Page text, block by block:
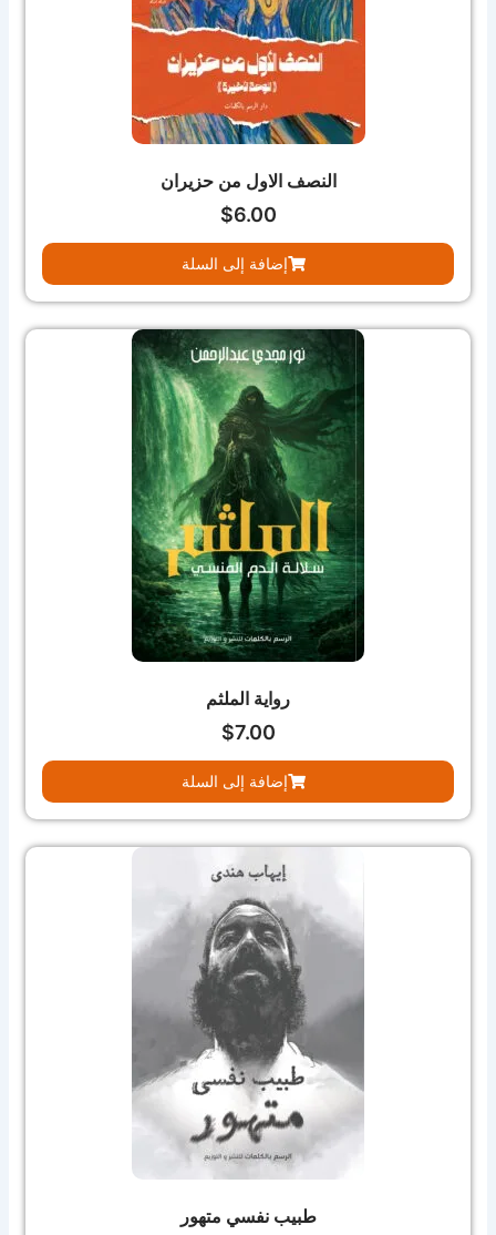
النصف الاول من حزيران
$6.00
إضافة إلى السلة
رواية الملثم
$7.00
إضافة إلى السلة
طبيب نفسي متهور